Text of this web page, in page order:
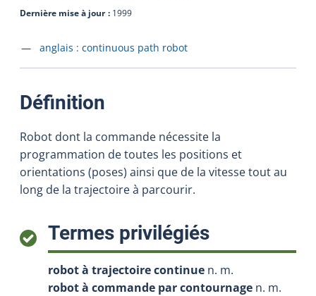
Dernière mise à jour
1999
Accéder à la fiche en
anglais : continuous path robot
Définition
Robot dont la commande nécessite la
programmation de toutes les positions et
orientations (poses) ainsi que de la vitesse tout au
long de la trajectoire à parcourir.
Termes privilégiés:
robot à trajectoire continue n. m.
robot à commande par contournage n. m.